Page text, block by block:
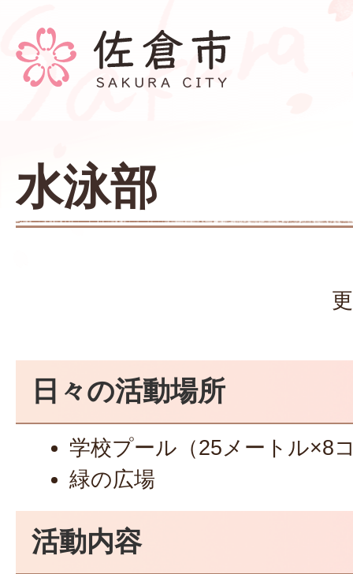
水泳部
日々の活動場所
学校プール（25メートル×8
緑の広場
活動内容